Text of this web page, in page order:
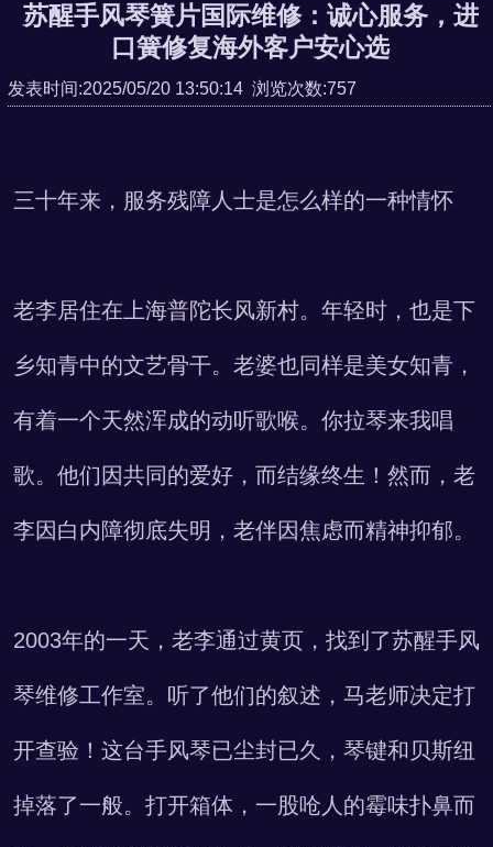
苏醒手风琴簧片国际维修：诚心服务，进
口簧修复海外客户安心选
发表时间:2025/05/20 13:50:14 浏览次数:757
三十年来，服务残障人士是怎么样的一种情怀
老李居住在上海普陀长风新村。年轻时，也是下
乡知青中的文艺骨干。老婆也同样是美女知青，
有着一个天然浑成的动听歌喉。你拉琴来我唱
歌。他们因共同的爱好，而结缘终生！然而，老
李因白内障彻底失明，老伴因焦虑而精神抑郁。
2003年的一天，老李通过黄页，找到了苏醒手风
琴维修工作室。听了他们的叙述，马老师决定打
开查验！这台手风琴已尘封已久，琴键和贝斯纽
掉落了一般。打开箱体，一股呛人的霉味扑鼻而